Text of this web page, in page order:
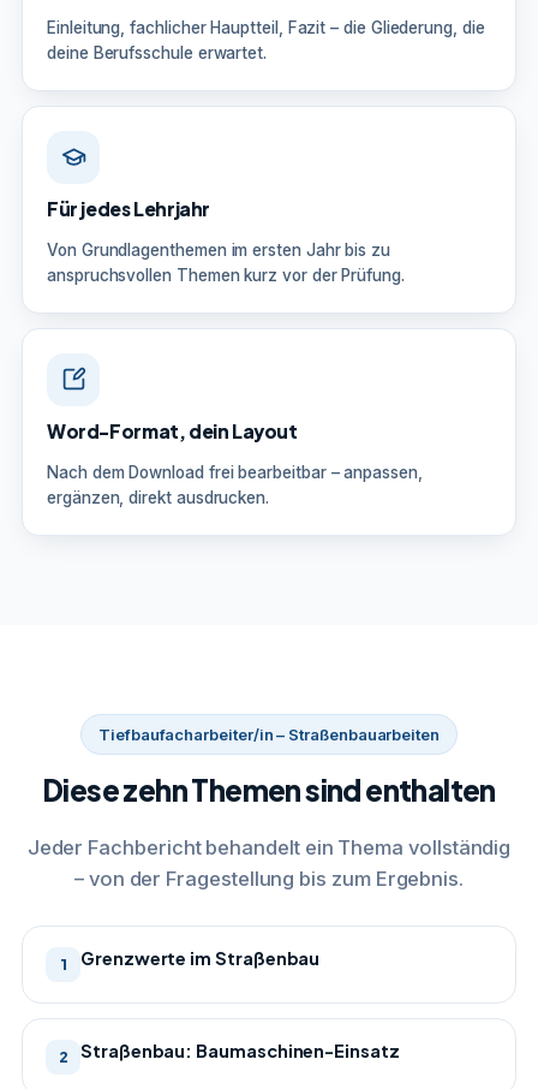
Einleitung, fachlicher Hauptteil, Fazit – die Gliederung, die
deine Berufsschule erwartet.
Für jedes Lehrjahr
Von Grundlagenthemen im ersten Jahr bis zu
anspruchsvollen Themen kurz vor der Prüfung.
Word-Format, dein Layout
Nach dem Download frei bearbeitbar – anpassen,
ergänzen, direkt ausdrucken.
Tiefbaufacharbeiter/in – Straßenbauarbeiten
Diese zehn Themen sind enthalten
Jeder Fachbericht behandelt ein Thema vollständig
– von der Fragestellung bis zum Ergebnis.
1 Grenzwerte im Straßenbau
2 Straßenbau: Baumaschinen-Einsatz